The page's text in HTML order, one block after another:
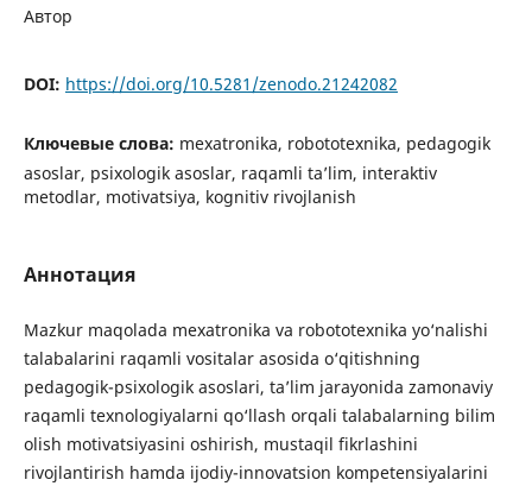
Автор
DOI: https://doi.org/10.5281/zenodo.21242082
Ключевые слова: mexatronika, robototexnika, pedagogik
asoslar, psixologik asoslar, raqamli ta’lim, interaktiv
metodlar, motivatsiya, kognitiv rivojlanish
Аннотация
Mazkur maqolada mexatronika va robototexnika yo‘nalishi
talabalarini raqamli vositalar asosida o‘qitishning
pedagogik-psixologik asoslari, ta’lim jarayonida zamonaviy
raqamli texnologiyalarni qo‘llash orqali talabalarning bilim
olish motivatsiyasini oshirish, mustaqil fikrlashini
rivojlantirish hamda ijodiy-innovatsion kompetensiyalarini